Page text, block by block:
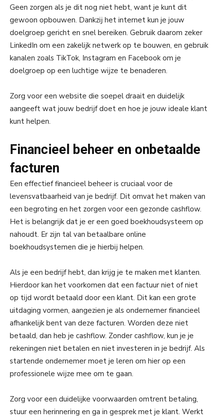
Geen zorgen als je dit nog niet hebt, want je kunt dit
gewoon opbouwen. Dankzij het internet kun je jouw
doelgroep gericht en snel bereiken. Gebruik daarom zeker
LinkedIn om een zakelijk netwerk op te bouwen, en gebruik
kanalen zoals TikTok, Instagram en Facebook om je
doelgroep op een luchtige wijze te benaderen.
Zorg voor een website die soepel draait en duidelijk
aangeeft wat jouw bedrijf doet en hoe je jouw ideale klant
kunt helpen.
Financieel beheer en onbetaalde
facturen
Een effectief financieel beheer is cruciaal voor de
levensvatbaarheid van je bedrijf. Dit omvat het maken van
een begroting en het zorgen voor een gezonde cashflow.
Het is belangrijk dat je er een goed boekhoudsysteem op
nahoudt. Er zijn tal van betaalbare online
boekhoudsystemen die je hierbij helpen.
Als je een bedrijf hebt, dan krijg je te maken met klanten.
Hierdoor kan het voorkomen dat een factuur niet of niet
op tijd wordt betaald door een klant. Dit kan een grote
uitdaging vormen, aangezien je als ondernemer financieel
afhankelijk bent van deze facturen. Worden deze niet
betaald, dan heb je cashflow. Zonder cashflow, kun je je
rekeningen niet betalen en niet investeren in je bedrijf. Als
startende ondernemer moet je leren om hier op een
professionele wijze mee om te gaan.
Zorg voor een duidelijke voorwaarden omtrent betaling,
stuur een herinnering en ga in gesprek met je klant. Werkt